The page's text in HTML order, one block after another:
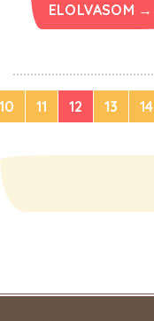
ELOLVASOM →
10 11 12 13 14